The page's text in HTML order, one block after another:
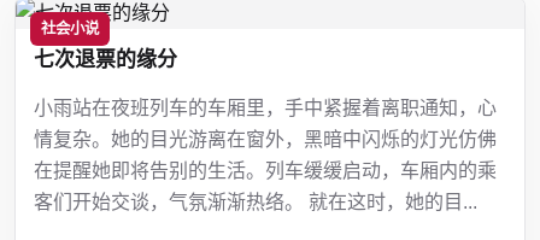
社会小说
七次退票的缘分
小雨站在夜班列车的车厢里，手中紧握着离职通知，心
情复杂。她的目光游离在窗外，黑暗中闪烁的灯光仿佛
在提醒她即将告别的生活。列车缓缓启动，车厢内的乘
客们开始交谈，气氛渐渐热络。 就在这时，她的目...